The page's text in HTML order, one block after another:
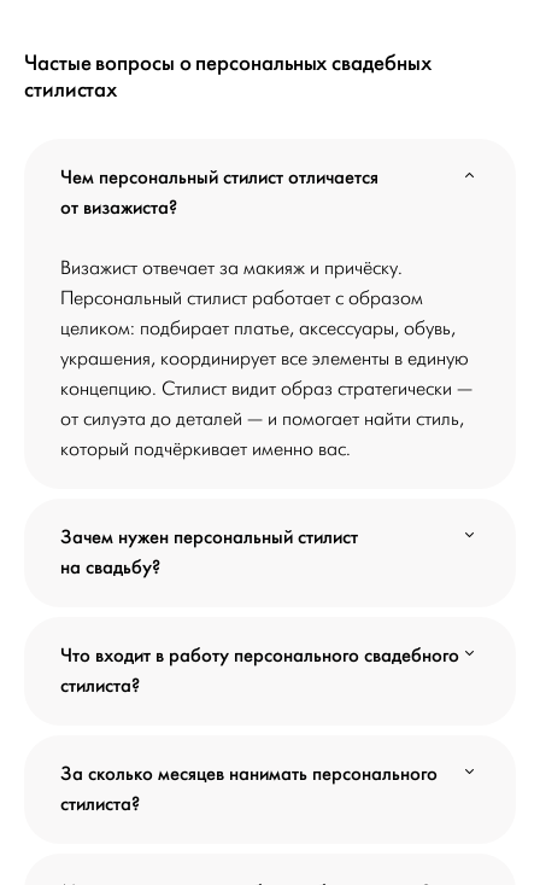
Частые вопросы о персональных свадебных
стилистах
Чем персональный стилист отличается
от визажиста?
Визажист отвечает за макияж и причёску.
Персональный стилист работает с образом
целиком: подбирает платье, аксессуары, обувь,
украшения, координирует все элементы в единую
концепцию. Стилист видит образ стратегически —
от силуэта до деталей — и помогает найти стиль,
который подчёркивает именно вас.
Зачем нужен персональный стилист
на свадьбу?
Что входит в работу персонального свадебного
стилиста?
За сколько месяцев нанимать персонального
стилиста?